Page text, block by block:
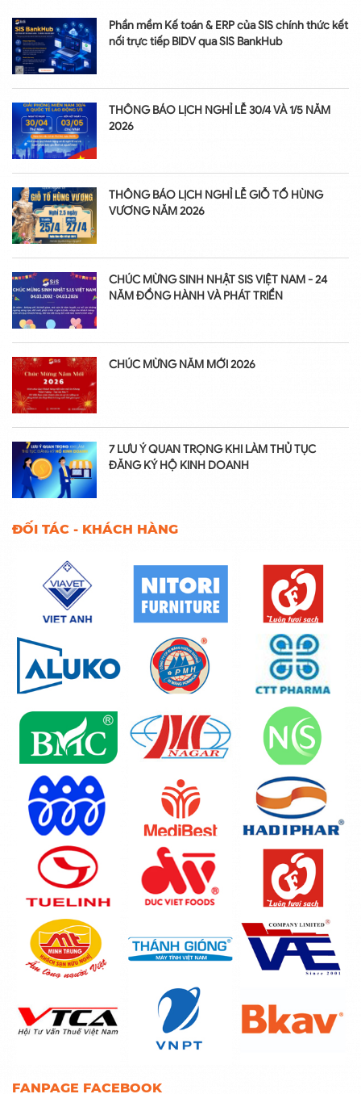
Phần mềm Kế toán & ERP của SIS chính thức kết
nối trực tiếp BIDV qua SIS BankHub
THÔNG BÁO LỊCH NGHỈ LỄ 30/4 VÀ 1/5 NĂM
2026
THÔNG BÁO LỊCH NGHỈ LỄ GIỖ TỔ HÙNG
VƯƠNG NĂM 2026
CHÚC MỪNG SINH NHẬT SIS VIỆT NAM - 24
NĂM ĐỒNG HÀNH VÀ PHÁT TRIỂN
CHÚC MỪNG NĂM MỚI 2026
7 LƯU Ý QUAN TRỌNG KHI LÀM THỦ TỤC
ĐĂNG KÝ HỘ KINH DOANH
ĐỐI TÁC - KHÁCH HÀNG
FANPAGE FACEBOOK